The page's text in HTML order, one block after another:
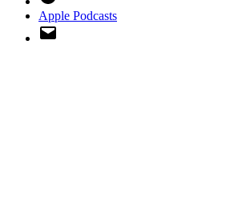
Apple Podcasts